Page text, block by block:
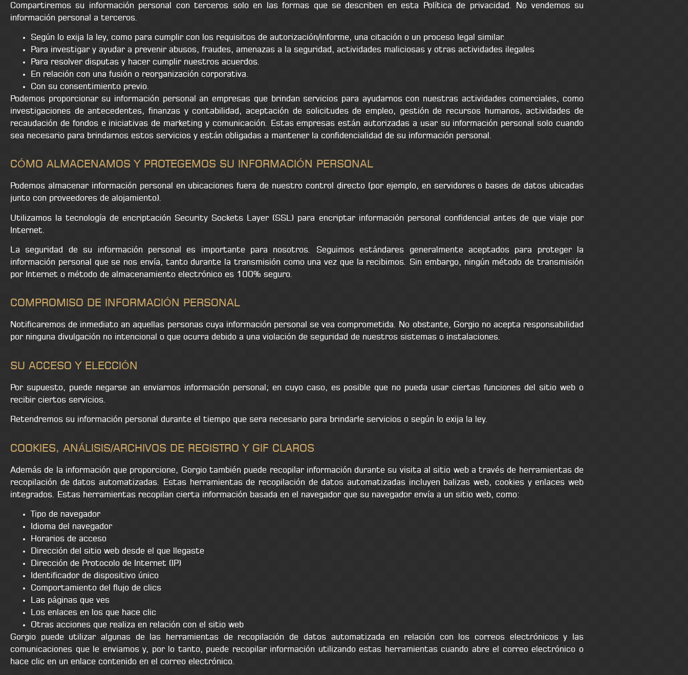
Compartiremos su información personal con terceros solo en las formas que se describen en esta Política de privacidad. No vendemos su
información personal a terceros.
Según lo exija la ley, como para cumplir con los requisitos de autorización/informe, una citación o un proceso legal similar.
Para investigar y ayudar a prevenir abusos, fraudes, amenazas a la seguridad, actividades maliciosas y otras actividades ilegales
Para resolver disputas y hacer cumplir nuestros acuerdos.
En relación con una fusión o reorganización corporativa.
Con su consentimiento previo.
Podemos proporcionar su información personal an empresas que brindan servicios para ayudarnos con nuestras actividades comerciales, como
investigaciones de antecedentes, finanzas y contabilidad, aceptación de solicitudes de empleo, gestión de recursos humanos, actividades de
recaudación de fondos e iniciativas de marketing y comunicación. Estas empresas están autorizadas a usar su información personal solo cuando
sea necesario para brindarnos estos servicios y están obligadas a mantener la confidencialidad de su información personal.
CÓMO ALMACENAMOS Y PROTEGEMOS SU INFORMACIÓN PERSONAL
Podemos almacenar información personal en ubicaciones fuera de nuestro control directo (por ejemplo, en servidores o bases de datos ubicadas
junto con proveedores de alojamiento).
Utilizamos la tecnología de encriptación Security Sockets Layer (SSL) para encriptar información personal confidencial antes de que viaje por
Internet.
La seguridad de su información personal es importante para nosotros. Seguimos estándares generalmente aceptados para proteger la
información personal que se nos envía, tanto durante la transmisión como una vez que la recibimos. Sin embargo, ningún método de transmisión
por Internet o método de almacenamiento electrónico es 100% seguro.
COMPROMISO DE INFORMACIÓN PERSONAL
Notificaremos de inmediato an aquellas personas cuya información personal se vea comprometida. No obstante, Gorgio no acepta responsabilidad
por ninguna divulgación no intencional o que ocurra debido a una violación de seguridad de nuestros sistemas o instalaciones.
SU ACCESO Y ELECCIÓN
Por supuesto, puede negarse an enviarnos información personal; en cuyo caso, es posible que no pueda usar ciertas funciones del sitio web o
recibir ciertos servicios.
Retendremos su información personal durante el tiempo que sera necesario para brindarle servicios o según lo exija la ley.
COOKIES, ANÁLISIS/ARCHIVOS DE REGISTRO Y GIF CLAROS
Además de la información que proporcione, Gorgio también puede recopilar información durante su visita al sitio web a través de herramientas de
recopilación de datos automatizadas. Estas herramientas de recopilación de datos automatizadas incluyen balizas web, cookies y enlaces web
integrados. Estas herramientas recopilan cierta información basada en el navegador que su navegador envía a un sitio web, como:
Tipo de navegador
Idioma del navegador
Horarios de acceso
Dirección del sitio web desde el que llegaste
Dirección de Protocolo de Internet (IP)
Identificador de dispositivo único
Comportamiento del flujo de clics
Las páginas que ves
Los enlaces en los que hace clic
Otras acciones que realiza en relación con el sitio web
Gorgio puede utilizar algunas de las herramientas de recopilación de datos automatizada en relación con los correos electrónicos y las
comunicaciones que le enviamos y, por lo tanto, puede recopilar información utilizando estas herramientas cuando abre el correo electrónico o
hace clic en un enlace contenido en el correo electrónico.